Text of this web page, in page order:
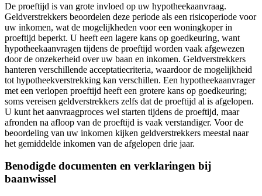
De proeftijd is van grote invloed op uw hypotheekaanvraag.
Geldverstrekkers beoordelen deze periode als een risicoperiode voor
uw inkomen, wat de mogelijkheden voor een woningkoper in
proeftijd beperkt. U heeft een lagere kans op goedkeuring, want
hypotheekaanvragen tijdens de proeftijd worden vaak afgewezen
door de onzekerheid over uw baan en inkomen. Geldverstrekkers
hanteren verschillende acceptatiecriteria, waardoor de mogelijkheid
tot hypotheekverstrekking kan verschillen. Een hypotheekaanvrager
met een verlopen proeftijd heeft een grotere kans op goedkeuring;
soms vereisen geldverstrekkers zelfs dat de proeftijd al is afgelopen.
U kunt het aanvraagproces wel starten tijdens de proeftijd, maar
afronden na afloop van de proeftijd is vaak verstandiger. Voor de
beoordeling van uw inkomen kijken geldverstrekkers meestal naar
het gemiddelde inkomen van de afgelopen drie jaar.
Benodigde documenten en verklaringen bij
baanwissel